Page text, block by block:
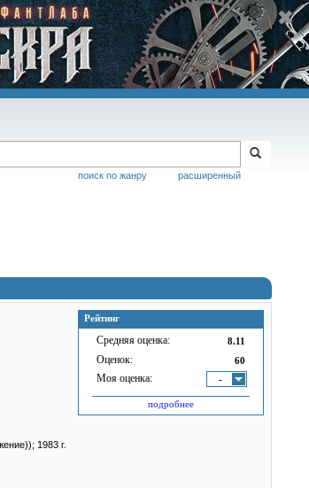
расширенный
поиск по жанру
Рейтинг
Средняя оценка: 8.11
Оценок: 60
Моя оценка: -
подробнее
; 1983 г.